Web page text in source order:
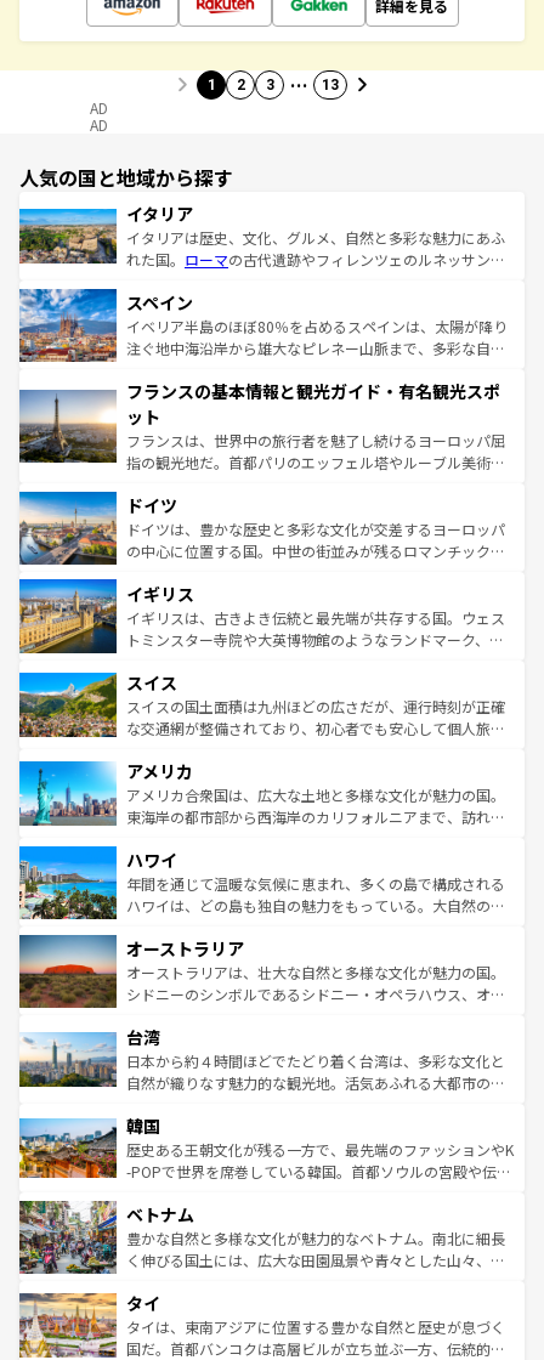
詳細を見る
1 2 3 … 13
AD
AD
人気の国と地域から探す
イタリア
イタリアは歴史、文化、グルメ、自然と多彩な魅力にあふ
れた国。 ローマの古代遺跡やフィレンツェのルネッサンス
ろん、トスカーナの美しい田園風景やアマルフィ海岸の絶
景など、自然景観も見逃せない。観光の合間には、本場の
ピザやパスタなど、絶品のイタリア料理を堪能することも
ませてくれるイタリアで、忘れられない旅をしてみよう！
なお、新着のイタリア情報は
しい。
スペイン
イベリア半島のほぼ80％を占めるスペインは、太陽が降り
注ぐ地中海沿岸から雄大なピレネー山脈まで、多彩な自然
文化が根付くこの国では、情熱的なフラメンコ、熱気あふ
れる闘牛、そして美味しいタパスが生活の一部となってい
る。首都マドリードの洗練された雰囲気や、バルセロナの
アートに溢れた街角から、地方では古代ローマ遺跡や中世
せる。地方によって風土や気候が異なるスペインはその個
性で訪れる人を魅了する。 なお、新着のスペイン情報は コ
ンテンツ一覧を参照してほしい。
フランスの基本情報と観光ガイド・有名観光スポ
ット
フランスは、世界中の旅行者を魅了し続けるヨーロッパ屈
指の観光地だ。首都パリのエッフェル塔やルーブル美術館
で、幅広い魅力が詰まっている。華麗な宮殿、歴史的な大
聖堂、美しいビーチ、そして豊かな自然が、訪れる者を心
から魅了する。また、フランスは美食の国としても知ら
いる。シャンパンの発祥地であるランス、プロヴァンスの
香り高いラベンダー畑など、多彩な楽しみ方が可能だ。さ
らに、パリ以外の地域にも魅力が溢れており、どの街角に
れる地方に足を運ぶとそれぞれで全く異なる文化を体験で
きるだろう。 なお、新着のフランス情報はコンテンツ一覧
を参照してほしい。
ドイツ
ドイツは、豊かな歴史と多彩な文化が交差するヨーロッパ
の中心に位置する国。中世の街並みが残るロマンチック街
顔を持つこの国は、どこを歩いても飽きることがない。ベ
ルリンの文化的活気、バイエルン州のアルプスの絶景、そ
してライン川沿いのワイン畑といった風景は必見。ビール
は、お酒好きな人にはぜひ体験してほしい。 なお、新着の
ドイツ情報はコンテンツ一覧を参照してほしい。
イギリス
イギリスは、古きよき伝統と最先端が共存する国。ウェス
トミンスター寺院や大英博物館のようなランドマーク、歴
リアごとに異なる魅力がある。また、優雅なアフタヌーン
ティー、ビール好きにはたまらない英国パブ、サッカー観
戦など、本場だからこそできる体験も豊富。イギリスを旅
ンツ一覧を参照してほしい。
スイス
スイスの国土面積は九州ほどの広さだが、運行時刻が正確
な交通網が整備されており、初心者でも安心して個人旅行
の建物がそのまま残る町や、スイスならではのユニークな
博物館もあり、アルプス観光だけでなく町歩きも満喫する
ことができる。国民の所得が高いため物価も高いが、旅行
ば市内交通費無料で観光を楽しむこともできる。 なお、新
着のスイス情報はコンテンツ一覧 を参照してほしい。
アメリカ
アメリカ合衆国は、広大な土地と多様な文化が魅力の国。
東海岸の都市部から西海岸のカリフォルニアまで、訪れる
のような巨大都市は、観光、ショッピング、エンターテイ
ンメントが詰まった刺激的なスポットだ。一方、アメリカ
西部には大自然が広がり、グランドキャニオンやイエロー
部のニューオーリンズでは、音楽と美食が融合した独特の
文化が魅力。旅行者はアメリカの各地域で異なる魅力を楽
しみながら、その多様性と豊かな歴史を感じることができ
ならではの贅沢な旅のスタイルだ。 なお、新着のアメリカ
情報はコンテンツ一覧を参照してほしい。
ハワイ
年間を通じて温暖な気候に恵まれ、多くの島で構成される
ハワイは、どの島も独自の魅力をもっている。大自然の神
ワイ島は見逃せない。また、定番の観光地といえばオアフ
島だが、静かな自然を求めるならマウイ島やカウアイ島が
おすすめ。エメラルドグリーンに輝く海をはじめ、豊かな
れるおもてなしの心で訪れる人々を迎えてくれるハワイの
人々、おいしいローカルフードやハワイアンミュージッ
ク、伝統的なフラダンスなど、すべてがハワイの魅力を彩
ワイを、存分に味わってほしい。 なお、新着のハワイ情報
はコンテンツ一覧を参照してほしい。
オーストラリア
オーストラリアは、壮大な自然と多様な文化が魅力の国。
シドニーのシンボルであるシドニー・オペラハウス、オー
リアリーフや大陸中央部にそびえるウルル（エアーズロッ
ク）、タスマニアの美しい原生林やケアンズの熱帯雨林な
ど、見どころがたくさん。また、カフェやワイン、オージ
いる。アクティビティも充実しており、サーフィンやダイ
ビング、ハイキングなど、アウトドア好きにはたまらな
い。オーストラリアの多彩な魅力を存分に味わいつくそ
参照してほしい。
台湾
日本から約４時間ほどでたどり着く台湾は、多彩な文化と
自然が織りなす魅力的な観光地。活気あふれる大都市の台
ン）、静ひつな山岳地帯である台湾東部など、都市の喧騒
と山間の静けさが共存しており、訪れる人に新しい発見と
驚きをもたらしてくれる。また、奥深い台湾の食文化も魅
容にもいいと評判のスイーツなど、バラエティ豊かな料理
が味わえる。 なお、新着の台湾情報は コンテンツ一覧を参
照してほしい。
韓国
歴史ある王朝文化が残る一方で、最先端のファッションやK
-POPで世界を席巻している韓国。首都ソウルの宮殿や伝統
き、地方に足を延ばせば四季折々の自然美を楽しむことが
できる。そして、キムチや焼肉、絶品のストリートフード
まで、さまざまな韓国料理が待っている。夜には、韓国な
リティに包まれながら、韓国の多彩な魅力を心ゆくまで味
わってみてほしい。 なお、新着の韓国情報はコンテンツ一
覧を参照してほしい。
ベトナム
豊かな自然と多様な文化が魅力的なベトナム。南北に細長
く伸びる国土には、広大な田園風景や青々とした山々、世
急速な発展と共に伝統が息づく。ハノイの古い町並みやホ
ーチミン市のフランス統治時代の建物も、独特の雰囲気を
醸し出している。また、バラエティの豊かさとおいしさで
タイ
タイは、東南アジアに位置する豊かな自然と歴史が息づく
国だ。首都バンコクは高層ビルが立ち並ぶ一方、伝統的な